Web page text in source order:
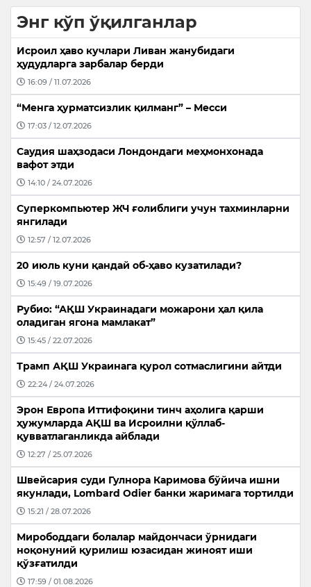
Энг кўп ўқилганлар
Исроил ҳаво кучлари Ливан жанубидаги
ҳудудларга зарбалар берди
16:09 / 11.07.2026
“Менга ҳурматсизлик қилманг” – Месси
17:03 / 12.07.2026
Саудия шаҳзодаси Лондондаги меҳмонхонада
вафот этди
14:10 / 24.07.2026
Суперкомпьютер ЖЧ ғолиблиги учун тахминларни
янгилади
12:57 / 12.07.2026
20 июль куни қандай об-ҳаво кузатилади?
15:49 / 19.07.2026
Рубио: “АҚШ Украинадаги можарони ҳал қила
оладиган ягона мамлакат”
15:45 / 22.07.2026
Трамп АҚШ Украинага қурол сотмаслигини айтди
22:24 / 24.07.2026
Эрон Европа Иттифоқини тинч аҳолига қарши
ҳужумларда АҚШ ва Исроилни қўллаб-
қувватлаганликда айблади
12:27 / 25.07.2026
Швейсария суди Гулнора Каримова бўйича ишни
якунлади, Lombard Odier банки жаримага тортилди
15:21 / 28.07.2026
Мирободдаги болалар майдончаси ўрнидаги
ноқонуний қурилиш юзасидан жиноят иши
қўзғатилди
17:59 / 01.08.2026